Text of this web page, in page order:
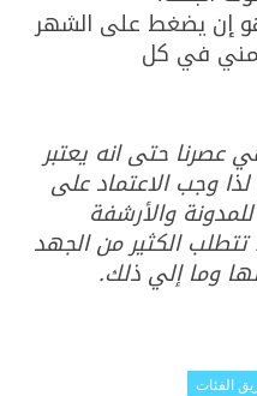
إن يضغط على الشهر
في كل
عصرنا حتى انه يعتبر
وجب الاعتماد على
والأرشفة
الكثير من الجهد
وما إلي ذلك.
الفئات